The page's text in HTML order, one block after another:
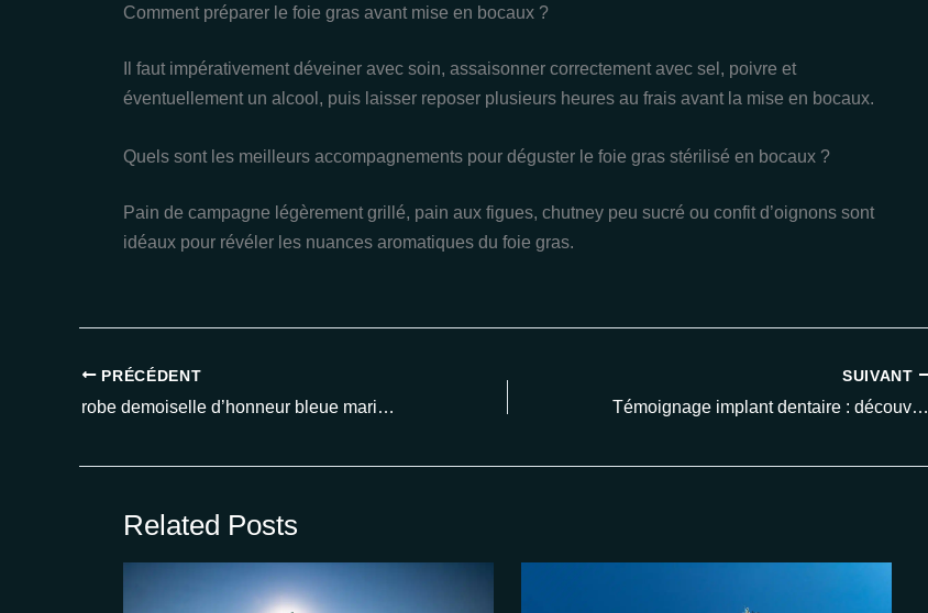
Comment préparer le foie gras avant mise en bocaux ?
Il faut impérativement déveiner avec soin, assaisonner correctement avec sel, poivre et
éventuellement un alcool, puis laisser reposer plusieurs heures au frais avant la mise en bocaux.
Quels sont les meilleurs accompagnements pour déguster le foie gras stérilisé en bocaux ?
Pain de campagne légèrement grillé, pain aux figues, chutney peu sucré ou confit d’oignons sont
idéaux pour révéler les nuances aromatiques du foie gras.
PRÉCÉDENT
robe demoiselle d’honneur bleue marine : les modèles incontournables pour un mariage tendance en 2025
SUIVANT
Témoignage implant dentaire : découvrez les avis récents et les résultats avant/après en 2025
Related Posts